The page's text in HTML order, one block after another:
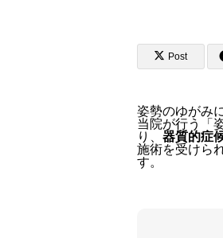
Post
姿勢のゆがみ
当院が行う「
り、 器質的症
施術を受けら
す。